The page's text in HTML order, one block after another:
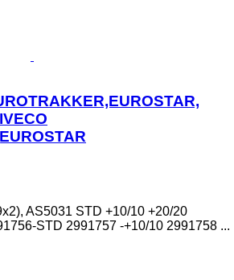
AS5031 STD +10/10 +20/20
STD 2991757 -+10/10 2991758 ...